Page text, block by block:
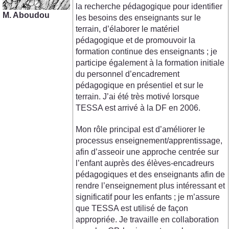
M. Aboudou
la recherche pédagogique pour identifier
les besoins des enseignants sur le
terrain, d’élaborer le matériel
pédagogique et de promouvoir la
formation continue des enseignants ; je
participe également à la formation initiale
du personnel d’encadrement
pédagogique en présentiel et sur le
terrain. J’ai été très motivé lorsque
TESSA est arrivé à la DF en 2006.
Mon rôle principal est d’améliorer le
processus enseignement/apprentissage,
afin d’asseoir une approche centrée sur
l’enfant auprès des élèves-encadreurs
pédagogiques et des enseignants afin de
rendre l’enseignement plus intéressant et
significatif pour les enfants ; je m’assure
que TESSA est utilisé de façon
appropriée. Je travaille en collaboration